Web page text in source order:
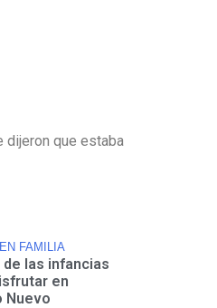
dijeron que estaba
FAMILIA
de las infancias
en
Nuevo